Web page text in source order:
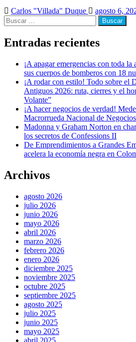
Carlos "Villada" Duque
agosto 6,
Buscar:
Entradas recientes
¡A apagar emergencias con toda
sus cuerpos de bomberos con 18
¡A rodar con estilo! Todo sobre el
Antiguos 2026: ruta, cierres y el
Volante”
¡A hacer negocios de verdad!
Macrorrueda Nacional de
Madonna y Graham Norton en
los secretos de Confessions II
De Emprendimientos a Grandes
acelera la economía negra en
Archivos
agosto 2026
julio 2026
junio 2026
mayo 2026
abril 2026
marzo 2026
febrero 2026
enero 2026
diciembre 2025
noviembre 2025
octubre 2025
septiembre 2025
agosto 2025
julio 2025
junio 2025
mayo 2025
abril 2025